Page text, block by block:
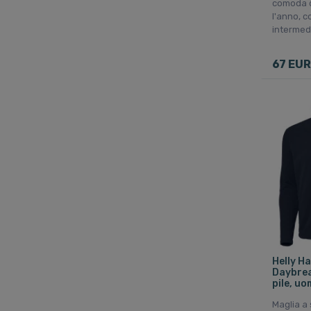
comoda
l'anno,
67 EUR
Helly
pile,
Maglia a